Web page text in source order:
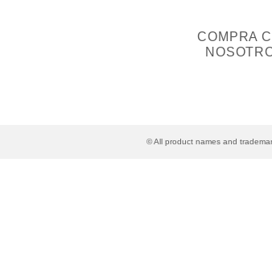
COMPRA
© All product names and